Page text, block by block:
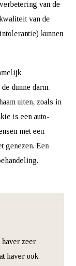
van de
van de
kunnen
dunne darm.
uiten, zoals in
is een auto-
met een
genezen. Een
haver zeer
haver ook